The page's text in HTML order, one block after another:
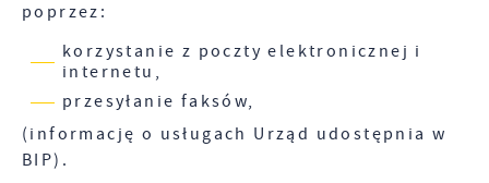
poprzez:
korzystanie z poczty elektronicznej i
internetu,
przesyłanie faksów,
(informację o usługach Urząd udostępnia w
BIP).
Cookies analityczne pozwalają na uzyskanie
internetowej, miejsca oraz częstotliwości, z jaką
odwiedzane są nasze serwisy www. Dane pozwalają
nam na ocenę naszych serwisów internetowych
pod względem ich popularności wśród
użytkowników. Zgromadzone informacje są
przetwarzane w formie zanonimizowanej.
Więcej
Reklamowe
Dzięki reklamowym plikom cookies prezentujemy
Ci najciekawsze informacje i aktualności na
stronach naszych partnerów.